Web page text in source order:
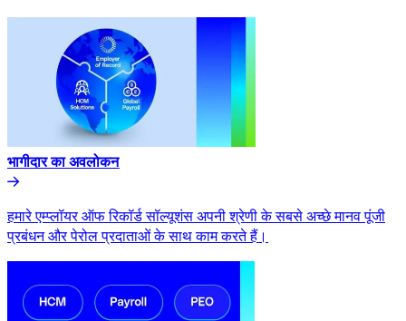
भागीदार का अवलोकन​​
हमारे एम्प्लॉयर ऑफ रिकॉर्ड सॉल्यूशंस अपनी श्रेणी के सबसे अच्छे मानव पूंजी
प्रबंधन और पेरोल प्रदाताओं के साथ काम करते हैं।​​